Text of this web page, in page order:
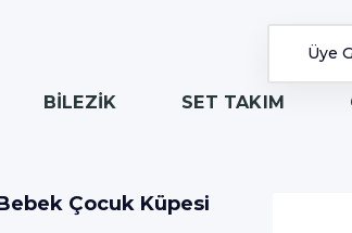
Üye
BİLEZİK SET TAKIM
Bebek Çocuk Küpesi